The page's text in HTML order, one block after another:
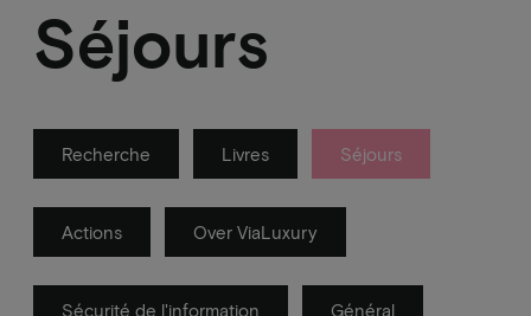
Séjours
Recherche Livres Séjours
Actions Over ViaLuxury
Sécurité de l'information Général